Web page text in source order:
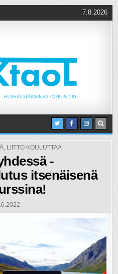
7.8.2026
, LIITTO KOULUTTAA
-
itsenäisenä